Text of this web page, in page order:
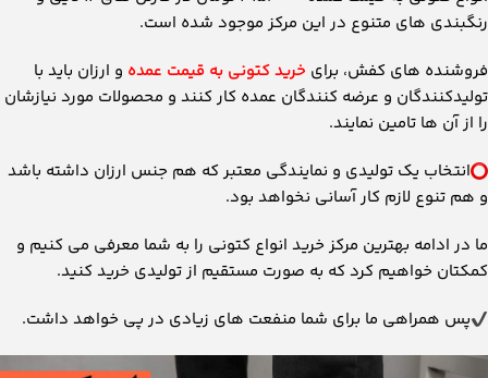
رنگبندی های متنوع در این مرکز موجود شده است.
فروشنده های کفش، برای خرید کتونی به قیمت عمده و ارزان باید با
تولیدکنندگان و عرضه کنندگان عمده کار کنند و محصولات مورد نیازشان
را از آن ها تامین نمایند.
انتخاب یک تولیدی و نمایندگی معتبر که هم جنس ارزان داشته باشد
و هم تنوع لازم کار آسانی نخواهد بود.
ما در ادامه بهترین مرکز خرید انواع کتونی را به شما معرفی می کنیم و
کمکتان خواهیم کرد که به صورت مستقیم از تولیدی خرید کنید.
پس همراهی ما برای شما منفعت های زیادی در پی خواهد داشت.